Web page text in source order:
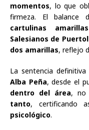
momentos, lo que
firmeza. El balance
cartulinas
Salesianos de
dos amarillas, reflejo
La sentencia
Alba Peña, desde el
dentro del área, no
tanto, certificando
psicológico.